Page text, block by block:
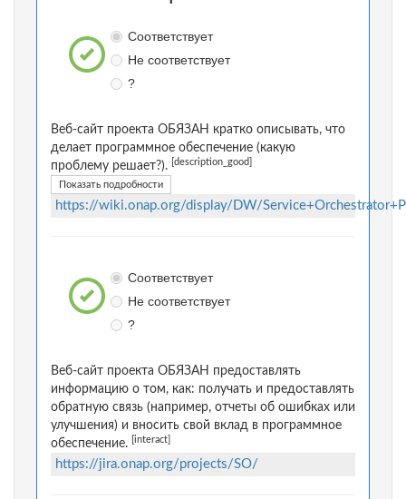
Соответствует
Не соответствует
?
Веб-сайт проекта ОБЯЗАН кратко описывать, что
делает программное обеспечение (какую
проблему решает?).
[description_good]
Показать подробности
https://wiki.onap.org/display/DW/
Соответствует
Не соответствует
?
Веб-сайт проекта ОБЯЗАН предоставлять
информацию о том, как: получать и предоставлять
обратную связь (например, отчеты об ошибках или
улучшения) и вносить свой вклад в программное
обеспечение.
[interact]
https://jira.onap.org/projects/SO/